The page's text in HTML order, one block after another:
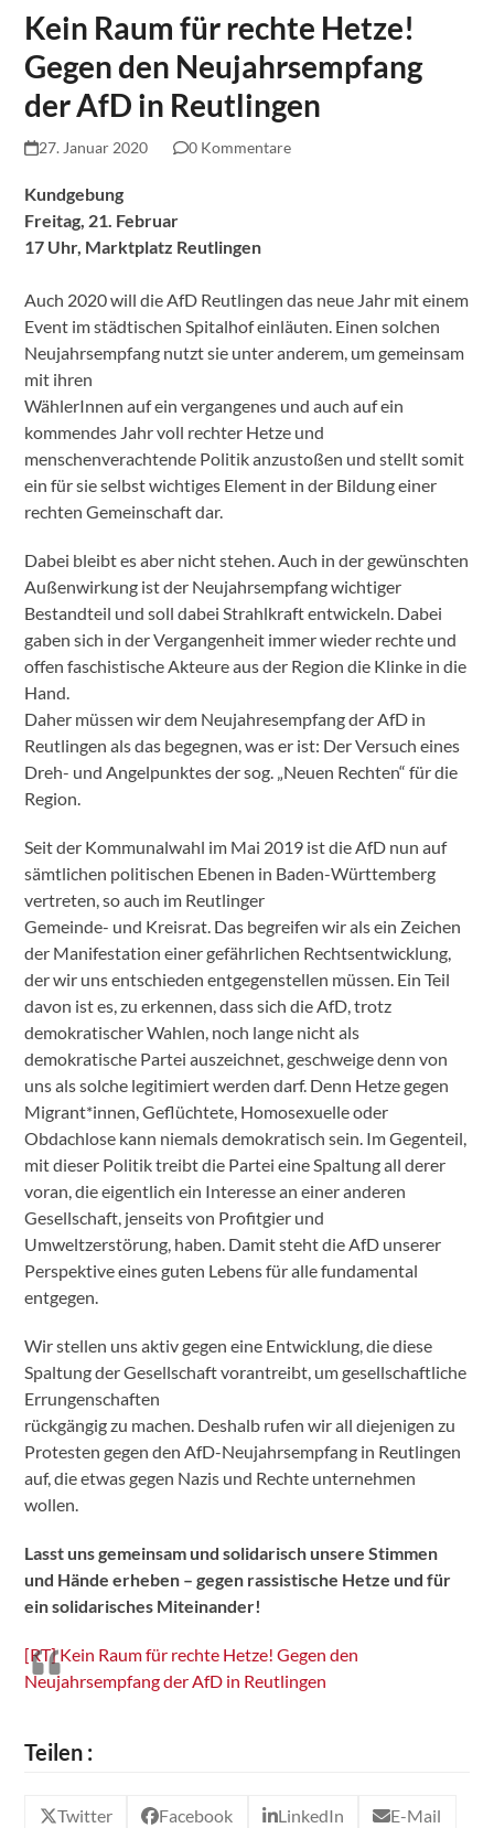
Kein Raum für rechte Hetze!
Gegen den Neujahrsempfang
der AfD in Reutlingen
27. Januar 2020 0 Kommentare
Kundgebung
Freitag, 21. Februar
17 Uhr, Marktplatz Reutlingen
Auch 2020 will die AfD Reutlingen das neue Jahr mit einem
Event im städtischen Spitalhof einläuten. Einen solchen
Neujahrsempfang nutzt sie unter anderem, um gemeinsam
mit ihren
WählerInnen auf ein vergangenes und auch auf ein
kommendes Jahr voll rechter Hetze und
menschenverachtende Politik anzustoßen und stellt somit
ein für sie selbst wichtiges Element in der Bildung einer
rechten Gemeinschaft dar.
Dabei bleibt es aber nicht stehen. Auch in der gewünschten
Außenwirkung ist der Neujahrsempfang wichtiger
Bestandteil und soll dabei Strahlkraft entwickeln. Dabei
gaben sich in der Vergangenheit immer wieder rechte und
offen faschistische Akteure aus der Region die Klinke in die
Hand.
Daher müssen wir dem Neujahresempfang der AfD in
Reutlingen als das begegnen, was er ist: Der Versuch eines
Dreh- und Angelpunktes der sog. „Neuen Rechten“ für die
Region.
Seit der Kommunalwahl im Mai 2019 ist die AfD nun auf
sämtlichen politischen Ebenen in Baden-Württemberg
vertreten, so auch im Reutlinger
Gemeinde- und Kreisrat. Das begreifen wir als ein Zeichen
der Manifestation einer gefährlichen Rechtsentwicklung,
der wir uns entschieden entgegenstellen müssen. Ein Teil
davon ist es, zu erkennen, dass sich die AfD, trotz
demokratischer Wahlen, noch lange nicht als
demokratische Partei auszeichnet, geschweige denn von
uns als solche legitimiert werden darf. Denn Hetze gegen
Migrant*innen, Geflüchtete, Homosexuelle oder
Obdachlose kann niemals demokratisch sein. Im Gegenteil,
mit dieser Politik treibt die Partei eine Spaltung all derer
voran, die eigentlich ein Interesse an einer anderen
Gesellschaft, jenseits von Profitgier und
Umweltzerstörung, haben. Damit steht die AfD unserer
Perspektive eines guten Lebens für alle fundamental
entgegen.
Wir stellen uns aktiv gegen eine Entwicklung, die diese
Spaltung der Gesellschaft vorantreibt, um gesellschaftliche
Errungenschaften
rückgängig zu machen. Deshalb rufen wir all diejenigen zu
Protesten gegen den AfD-Neujahrsempfang in Reutlingen
auf, die etwas gegen Nazis und Rechte unternehmen
wollen.
Lasst uns gemeinsam und solidarisch unsere Stimmen
und Hände erheben – gegen rassistische Hetze und für
ein solidarisches Miteinander!
[RT] Kein Raum für rechte Hetze! Gegen den
Neujahrsempfang der AfD in Reutlingen
Teilen :
Twitter Facebook LinkedIn E-Mail